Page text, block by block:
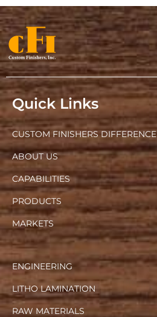
Quick Links
CUSTOM FINISHERS DIFFERENCE
ABOUT US
CAPABILITIES
PRODUCTS
MARKETS
ENGINEERING
LITHO LAMINATION
RAW MATERIALS